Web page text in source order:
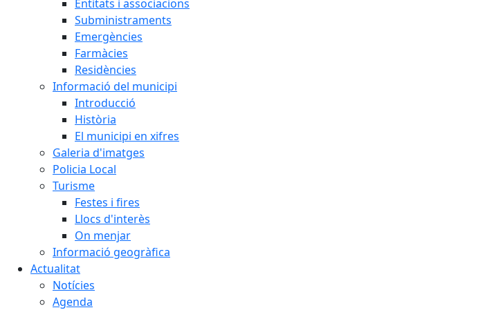
Entitats i associacions
Subministraments
Emergències
Farmàcies
Residències
Informació del municipi
Introducció
Història
El municipi en xifres
Galeria d'imatges
Policia Local
Turisme
Festes i fires
Llocs d'interès
On menjar
Informació geogràfica
Actualitat
Notícies
Agenda